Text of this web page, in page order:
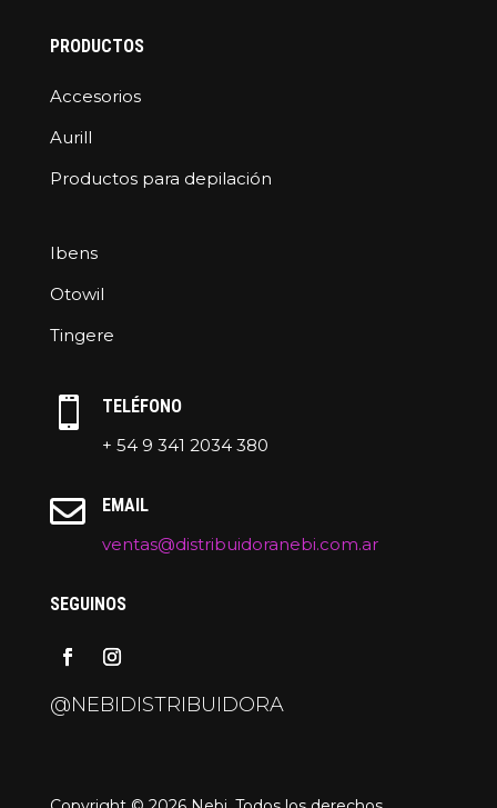
PRODUCTOS
Accesorios
Aurill
Productos para depilación
Ibens
Otowil
Tingere

TELÉFONO
+ 54 9 341 2034 380

EMAIL
ventas@distribuidoranebi.com.ar
SEGUINOS
@NEBIDISTRIBUIDORA